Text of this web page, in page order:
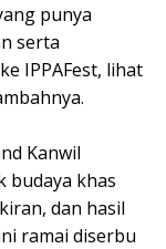
punya
serta
IPPAFest, lihat
Kanwil
budaya khas
dan hasil
ramai diserbu